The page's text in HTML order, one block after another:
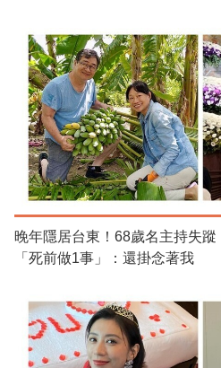
晚年隱居台東！68歲名主持失
「死前做1事」：還掛念著我